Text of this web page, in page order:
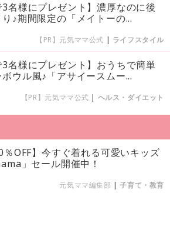
3名様にプレゼント】濃厚なのに後
♪期間限定の「メイトーの...
【PR】元気ママ公式 | ライフスタイル
3名様にプレゼント】おうちで簡単
ウル風♪「アサイースムー...
【PR】元気ママ公式 | ヘルス・ダイエット
％OFF】今すぐ着れる可愛いキッズ
」セール開催中！
元気ママ編集部 |子育て・教育